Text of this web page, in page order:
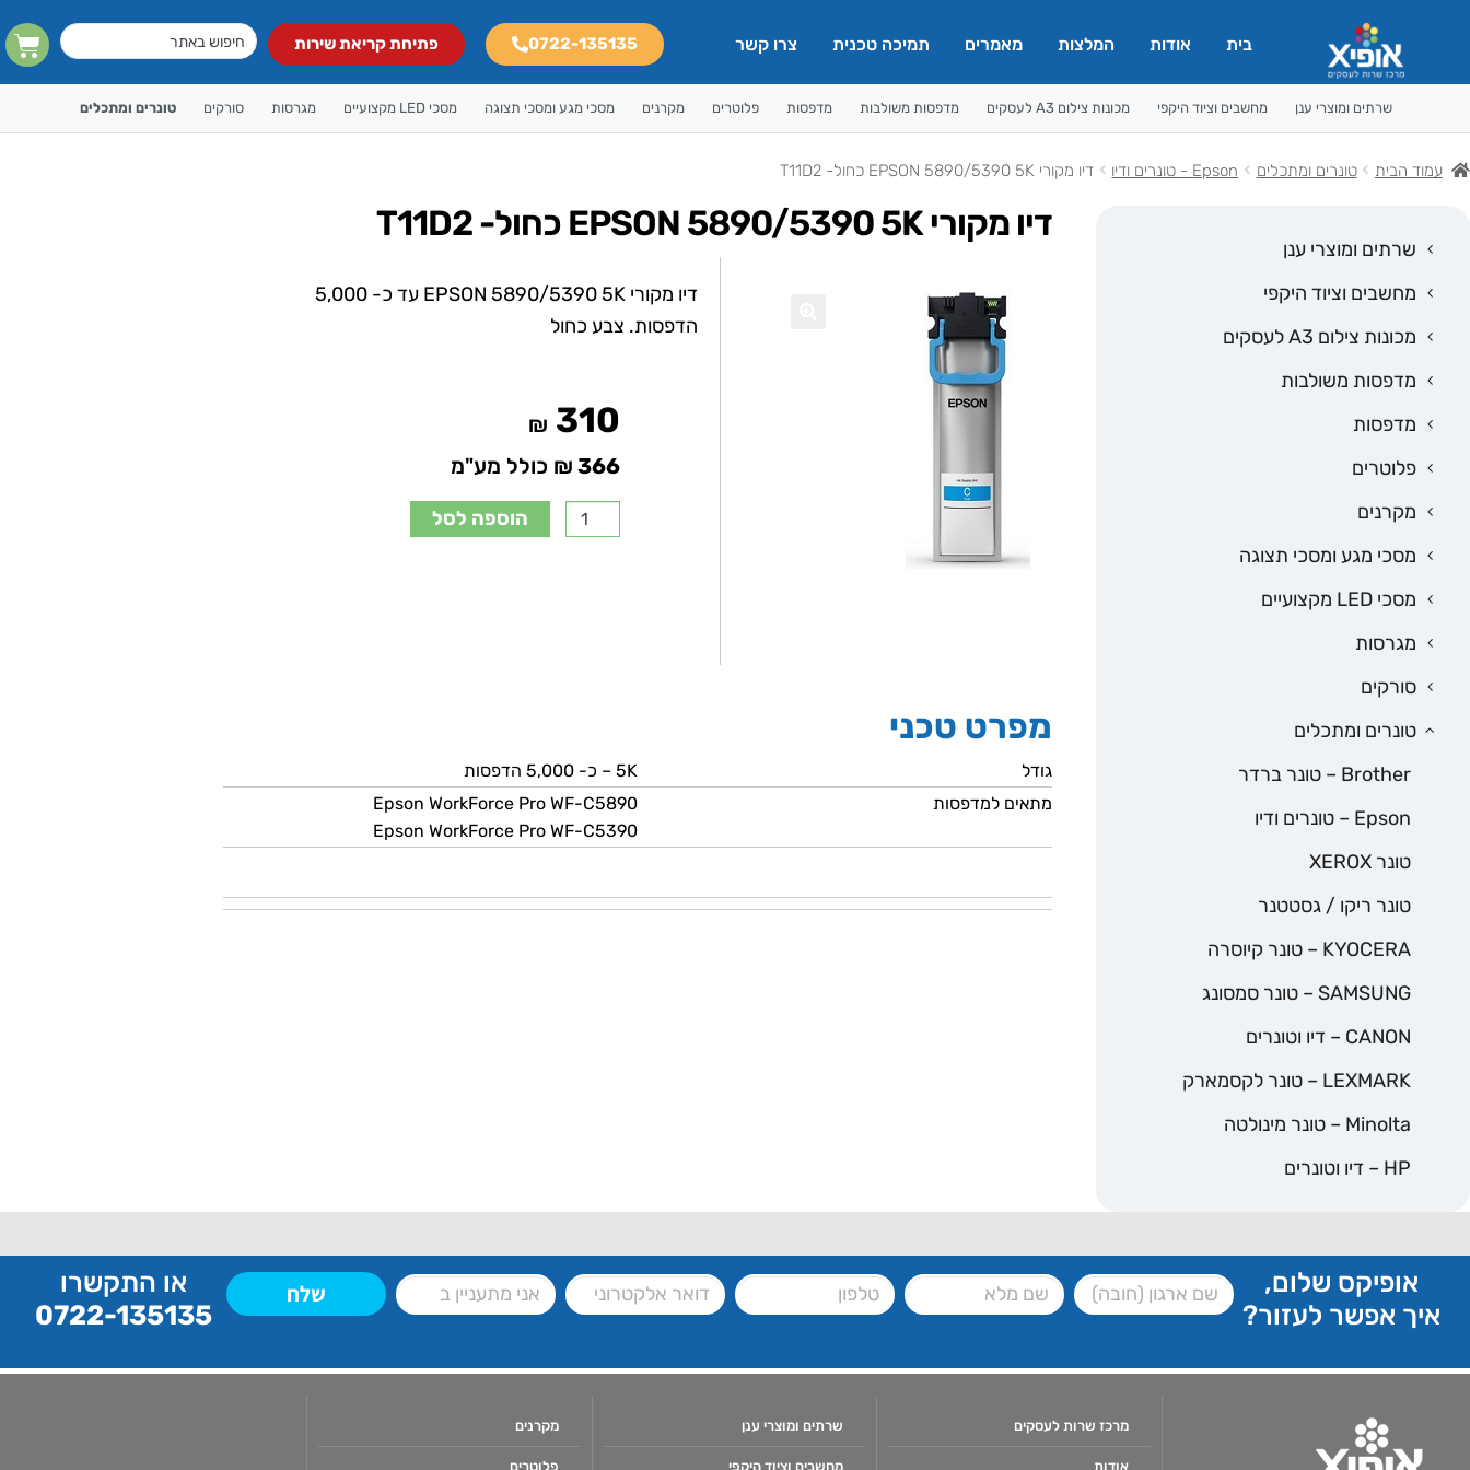
בית אודות המלצות מאמרים תמיכה טכנית צרו קשר 0722-135135 פתיחת קריאת שירות
שרתים ומוצרי ענן מחשבים וציוד היקפי מכונות צילום A3 לעסקים מדפסות משולבות מדפסות פלוטרים מקרנים מסכי מגע ומסכי תצוגה מסכי LED מקצועיים מגרסות סורקים טונרים ומתכלים
עמוד הבית טונרים ומתכלים Epson - טונרים ודיו דיו מקורי EPSON 5890/5390 5K כחול- T11D2
שרתים ומוצרי ענן
מחשבים וציוד היקפי
מכונות צילום A3 לעסקים
מדפסות משולבות
מדפסות
פלוטרים
מקרנים
מסכי מגע ומסכי תצוגה
מסכי LED מקצועיים
מגרסות
סורקים
טונרים ומתכלים
Brother – טונר ברדר
Epson – טונרים ודיו
טונר XEROX
טונר ריקו / גסטטנר
KYOCERA – טונר קיוסרה
SAMSUNG – טונר סמסונג
CANON – דיו וטונרים
LEXMARK – טונר לקסמארק
Minolta – טונר מינולטה
HP – דיו וטונרים
דיו מקורי EPSON 5890/5390 5K כחול- T11D2
דיו מקורי EPSON 5890/5390 5K עד כ- 5,000
הדפסות. צבע כחול
310
₪
366 ₪ כולל מע"מ
הוספה לסל
מפרט טכני
גודל
5K – כ- 5,000 הדפסות
מתאים למדפסות
Epson WorkForce Pro WF-C5890
Epson WorkForce Pro WF-C5390
אופיקס שלום,
איך אפשר לעזור?
שלח
או התקשרו
0722-135135
מרכז שרות לעסקים
אודות
שרתים ומוצרי ענן
מחשבים וציוד היקפי
מקרנים
פלוטרים